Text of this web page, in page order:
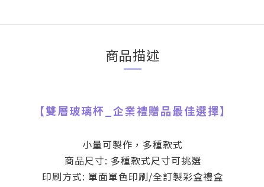
商品描述
【雙層玻璃杯 企業禮贈品最佳選擇】
小量可製作，多種款式
商品尺寸: 多種款式尺寸可挑選
印刷方式: 單面單色印刷/全訂製彩盒禮盒